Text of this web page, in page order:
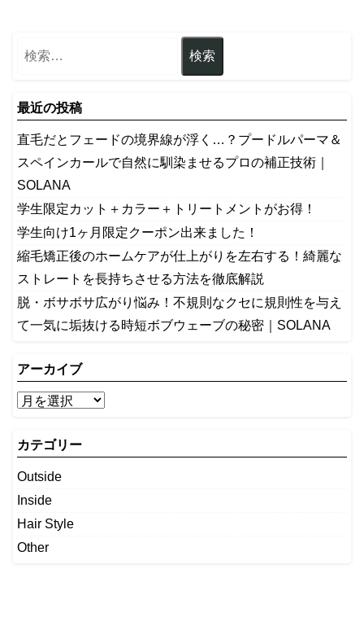
最近の投稿
​直毛だとフェードの境界線が浮く…？プードルパーマ＆
スペインカールで自然に馴染ませるプロの補正技術｜
SOLANA
学生限定カット＋カラー＋トリートメントがお得！
学生向け1ヶ月限定クーポン出来ました！
縮毛矯正後のホームケアが仕上がりを左右する！綺麗な
ストレートを長持ちさせる方法を徹底解説
​脱・ボサボサ広がり悩み！不規則なクセに規則性を与え
て一気に垢抜ける時短ボブウェーブの秘密｜SOLANA
アーカイブ
カテゴリー
Outside
Inside
Hair Style
Other